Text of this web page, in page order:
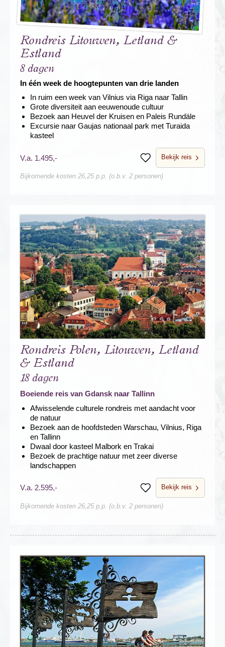
Rondreis Litouwen, Letland &
Estland
8 dagen
In één week de hoogtepunten van drie landen
In ruim een week van Vilnius via Riga naar Tallin
Grote diversiteit aan eeuwenoude cultuur
Bezoek aan Heuvel der Kruisen en Paleis Rundäle
Excursie naar Gaujas nationaal park met Turaida
kasteel
V.a. 1.495,- BewarenBekijk reis
Bijkomende kosten 26,25 p.p. (o.b.v. 2 personen)
Rondreis Polen, Litouwen, Letland
& Estland
18 dagen
Boeiende reis van Gdansk naar Tallinn
Afwisselende culturele rondreis met aandacht voor
de natuur
Bezoek aan de hoofdsteden Warschau, Vilnius, Riga
en Tallinn
Dwaal door kasteel Malbork en Trakai
Bezoek de prachtige natuur met zeer diverse
landschappen
V.a. 2.595,- BewarenBekijk reis
Bijkomende kosten 26,25 p.p. (o.b.v. 2 personen)